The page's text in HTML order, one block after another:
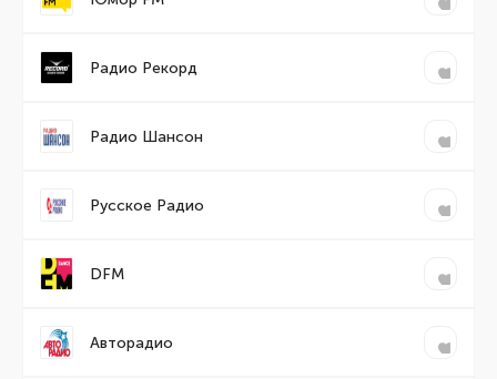
Радио Рекорд
Радио Шансон
Русское Радио
DFM
Авторадио